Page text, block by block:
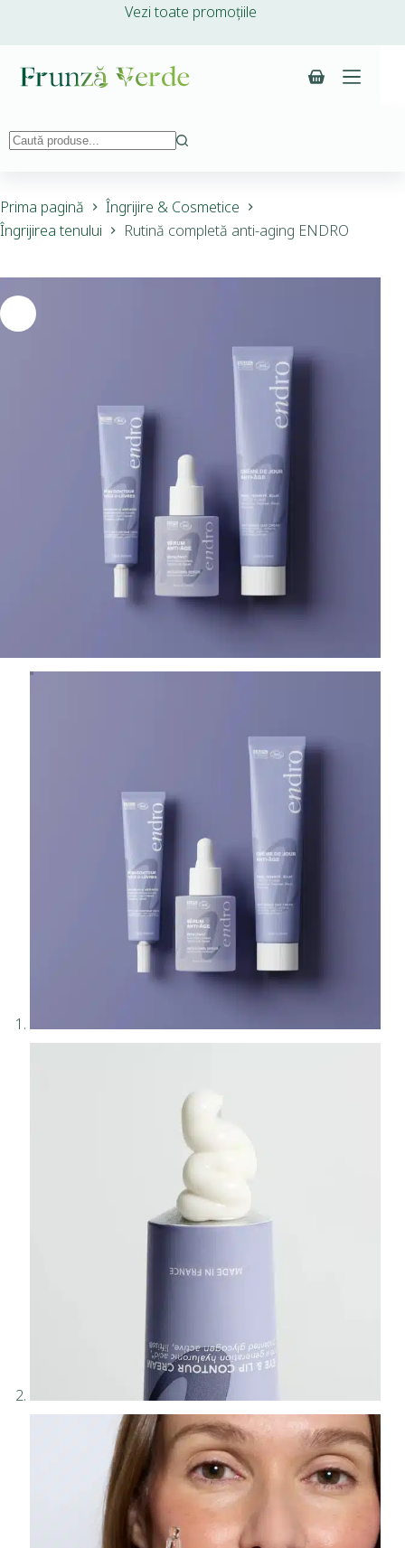
Vezi toate promoțiile
Prima pagină
Îngrijire & Cosmetice
Îngrijirea tenului
Rutină completă anti-aging ENDRO